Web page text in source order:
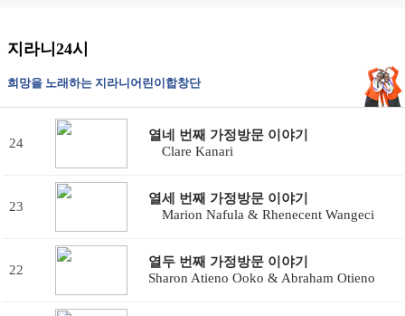
지라니24시
희망을 노래하는 지라니어린이합창단
24
열네 번째 가정방문 이야기
Clare Kanari
23
열세 번째 가정방문 이야기
Marion Nafula & Rhenecent Wangeci
22
열두 번째 가정방문 이야기
Sharon Atieno Ooko & Abraham Otieno